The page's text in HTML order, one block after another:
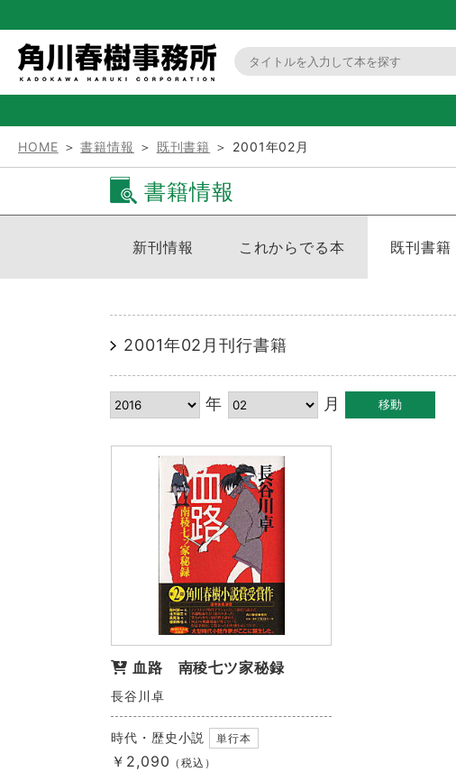
HOME ＞書籍情報 ＞ 既刊書籍 ＞ 2001年02月
書籍情報
新刊情報 これからでる本 既刊書籍
2001年02月刊行書籍
年 月
血路 南稜七ツ家秘録
長谷川卓
時代・歴史小説 単行本
￥2,090 （税込）